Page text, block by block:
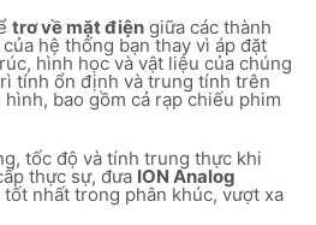
trơ về mặt điện giữa các thành
của hệ thống bạn thay vì áp đặt
hình học và vật liệu của chúng
tính ổn định và trung tính trên
bao gồm cả rạp chiếu phim
tốc độ và tính trung thực khi
thực sự, đưa ION Analog
nhất trong phân khúc, vượt xa